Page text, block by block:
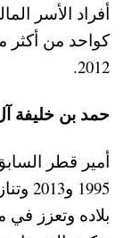
أفراد الأسر
كواحد من أكثر
2012.
حمد بن خليفة
أمير قطر
بلاده وتعزز